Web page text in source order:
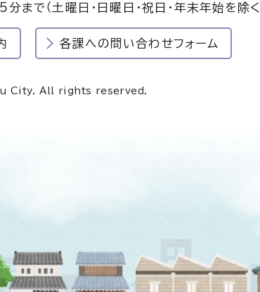
分まで（土曜日・日曜日・祝日・年末年始を除く
各課への問い合わせフォーム
City. All rights reserved.